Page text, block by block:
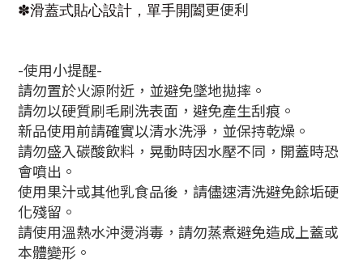
✽滑蓋式貼心設計，單手開闔更便利
-使用小提醒-
請勿置於火源附近，並避免墜地拋摔。
請勿以硬質刷毛刷洗表面，避免產生刮痕。
新品使用前請確實以清水洗淨， 並保持乾燥。
請勿盛入碳酸飲料，晃動時因水壓不同，開蓋時恐
會噴出。
使用果汁或其他乳食品後，請儘速清洗避免餘垢硬
化殘留。
請使用溫熱水沖燙消毒，請勿蒸煮避免造成上蓋或
本體變形。